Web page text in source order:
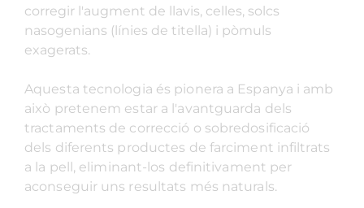
corregir l'augment de llavis, celles, solcs
nasogenians (línies de titella) i pòmuls
exagerats.
Aquesta tecnologia és pionera a Espanya i amb
això pretenem estar a l'avantguarda dels
tractaments de correcció o sobredosificació
dels diferents productes de farciment infiltrats
a la pell, eliminant-los definitivament per
aconseguir uns resultats més naturals.